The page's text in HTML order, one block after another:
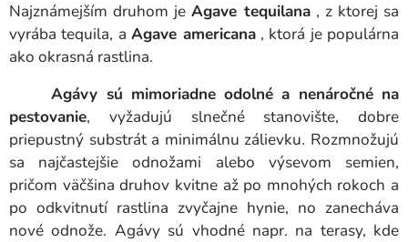
Najznámejším druhom jeAgave tequilana, z ktorej sa
vyrába tequila, aAgave americana, ktorá je populárna
ako okrasná rastlina.
Agávy sú mimoriadne odolné a nenáročné na
pestovanie, vyžadujú slnečné stanovište, dobre
priepustný substrát a minimálnu zálievku. Rozmnožujú
sa najčastejšie odnožami alebo výsevom semien,
pričom väčšina druhov kvitne až po mnohých rokoch a
po odkvitnutí rastlina zvyčajne hynie, no zanecháva
nové odnože. Agávy sú vhodné napr. na terasy, kde